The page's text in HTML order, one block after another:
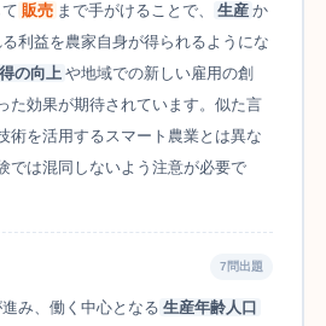
て 販売 まで手がけることで、 生産 か
利益を農家自身が得られるようにな
の向上 や地域での新しい雇用の創
た効果が期待されています。似た言
術を活用するスマート農業とは異な
では混同しないよう注意が必要で
7問出題
み、働く中心となる 生産年齢人口